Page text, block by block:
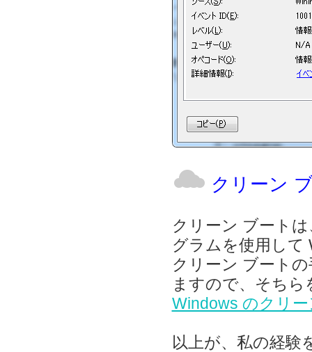
クリーン
クリーン ブート
グラムを使用して
クリーン ブート
ますので、そち
Windows のクリ
以上が、私の経験